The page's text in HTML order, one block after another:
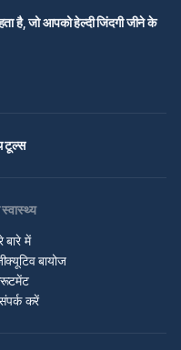
है, जो आपको हेल्दी जिंदगी जीने के
टूल्स
बारे में
बायोज
करें